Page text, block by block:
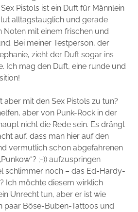
Pistols ist ein Duft für Männlein
alltagstauglich und gerade
Noten mit einem frischen und
Bei meiner Testperson, der
zieht der Duft sogar ins
Ich mag den Duft, eine runde und
aber mit den Sex Pistols zu tun?
aber von Punk-Rock in der
nicht die Rede sein. Es drängt
auf, dass man hier auf den
vermutlich schon abgefahrenen
;-)) aufzuspringen
schlimmer noch – das Ed-Hardy-
Ich möchte diesem wirklich
Unrecht tun, aber er ist wie
paar Böse-Buben-Tattoos und